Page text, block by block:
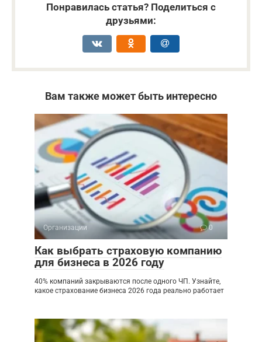
Понравилась статья? Поделиться с
друзьями:
Вам также может быть интересно
Организации 0
Как выбрать страховую компанию
для бизнеса в 2026 году
40% компаний закрываются после одного ЧП. Узнайте,
какое страхование бизнеса 2026 года реально работает